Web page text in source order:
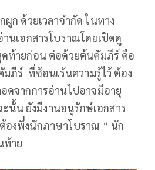
ก ด้วยเวลาจำกัด ในทาง
นเอกสารโบราณโดยเปิดดู
ท้ายก่อน ต่อด้วยต้นคัมภีร์ คือ
ภีร์ ที่ซ้อนเร้นความรู้ไว้ ต้อง
ดจากการอ่านไปอาจมีอายุ
ะนั้น ยังมีงานอนุรักษ์เอกสาร
องพึ่งนักภาษาโบราณ “ นัก
ท้าย